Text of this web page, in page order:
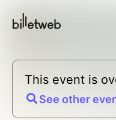
This event is
See other